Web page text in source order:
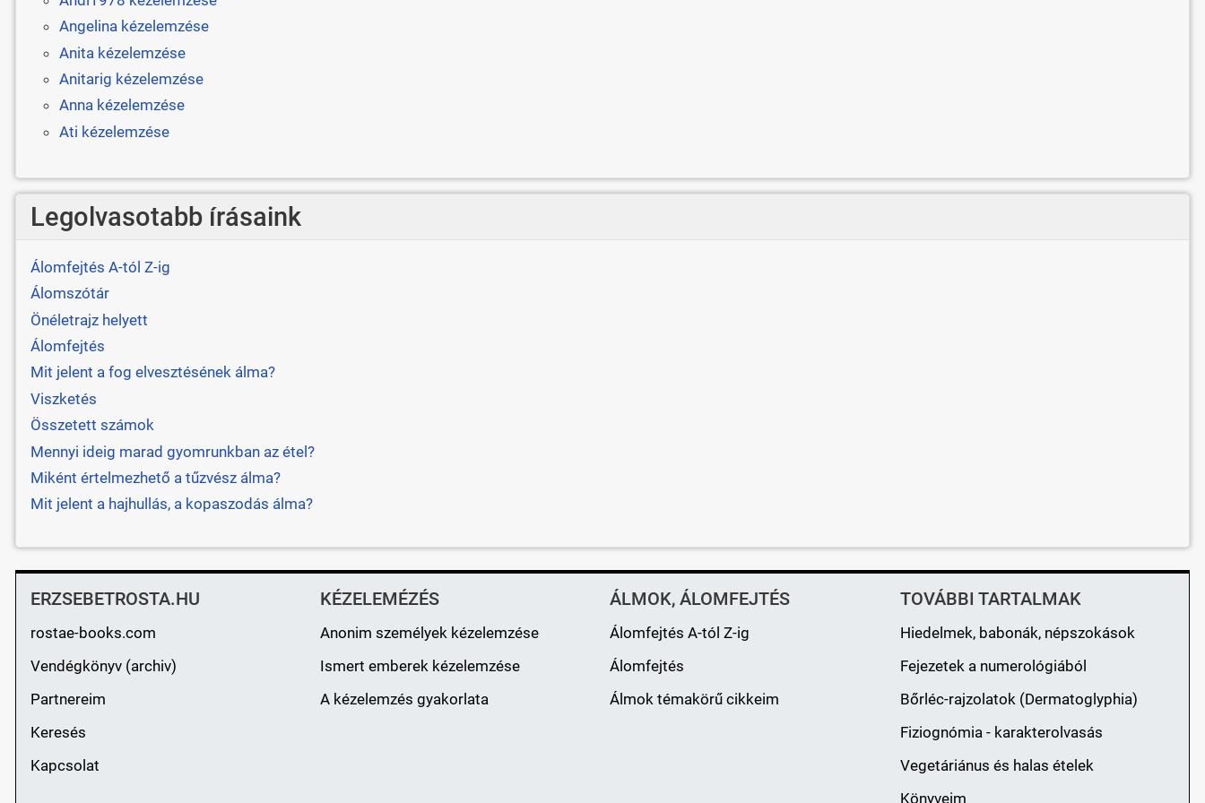
Angelina kézelemzése
Anita kézelemzése
Anitarig kézelemzése
Anna kézelemzése
Ati kézelemzése
Legolvasotabb írásaink
Álomfejtés A-tól Z-ig
Álomszótár
Önéletrajz helyett
Álomfejtés
Mit jelent a fog elvesztésének álma?
Viszketés
Összetett számok
Mennyi ideig marad gyomrunkban az étel?
Miként értelmezhető a tűzvész álma?
Mit jelent a hajhullás, a kopaszodás álma?
ERZSEBETROSTA.HU
rostae-books.com
Vendégkönyv (archiv)
Partnereim
Keresés
Kapcsolat
KÉZELEMÉZÉS
Anonim személyek kézelemzése
Ismert emberek kézelemzése
A kézelemzés gyakorlata
ÁLMOK, ÁLOMFEJTÉS
Álomfejtés A-tól Z-ig
Álomfejtés
Álmok témakörű cikkeim
TOVÁBBI TARTALMAK
Hiedelmek, babonák, népszokások
Fejezetek a numerológiából
Bőrléc-rajzolatok (Dermatoglyphia)
Fiziognómia - karakterolvasás
Vegetáriánus és halas ételek
Könyveim